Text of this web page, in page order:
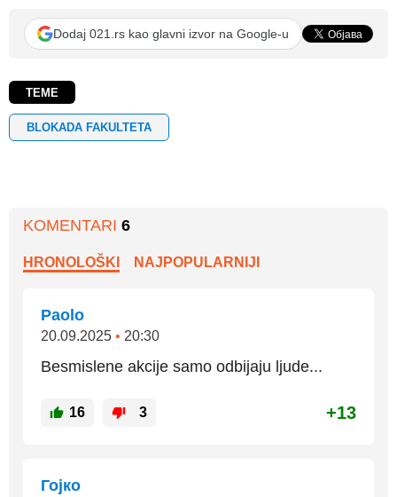
Dodaj 021.rs kao glavni izvor na Google-u
TEME
BLOKADA FAKULTETA
KOMENTARI 6
HRONOLOŠKI NAJPOPULARNIJI
Paolo
20.09.2025 • 20:30
Besmislene akcije samo odbijaju ljude...
16 3 +13
Гојко